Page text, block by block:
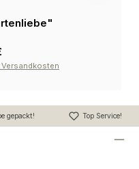
Versandkosten
gepackt! Top Service!